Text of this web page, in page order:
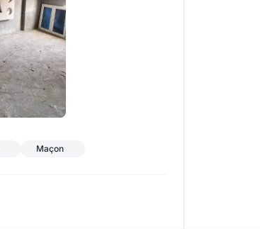
Maçon